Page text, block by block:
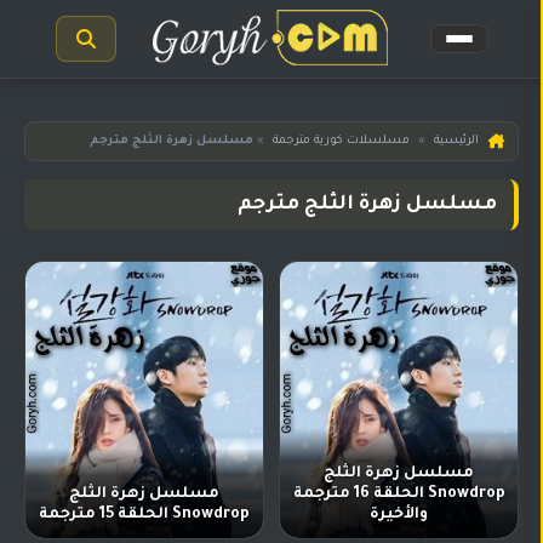
الرئيسية
مسلسلات
هندية
المترجمة
مسلسلات
هندية
مدبلجة
هندية
مسلسلات
مسلسلات
مسلسلات
الرئيسية » مسلسلات كورية مترجمة » مسلسل زهرة الثلج مترجم
مسلسل زهرة الثلج مترجم
مسلسل زهرة الثلج
Snowdrop الحلقة 16 مترجمة
والأخيرة
مسلسل زهرة الثلج
Snowdrop الحلقة 15 مترجمة